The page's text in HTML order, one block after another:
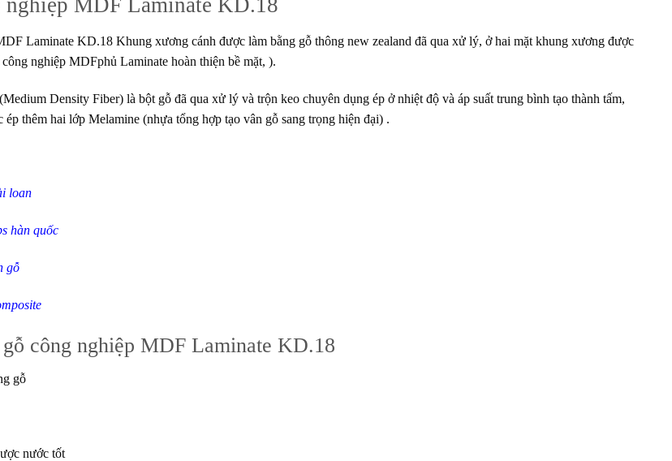
nghiệp MDF Laminate KD.18
Laminate KD.18 Khung xương cánh được làm bằng gỗ thông new zealand đã qua xử lý, ở hai mặt khung xương được
công nghiệp MDFphủ Laminate hoàn thiện bề mặt, ).
Density Fiber) là bột gỗ đã qua xử lý và trộn keo chuyên dụng ép ở nhiệt độ và áp suất trung bình tạo thành tấm,
thêm hai lớp Melamine (nhựa tổng hợp tạo vân gỗ sang trọng hiện đại) .
loan
hàn quốc
gỗ
công nghiệp MDF Laminate KD.18
gỗ
nước tốt